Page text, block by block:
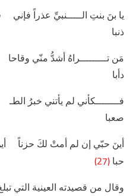
يا بنَ بنتِ الـــــنبيِّ عذراً فإني
ذنبا
مَن تـــــــــراهُ أشدُّ منّي وقاحا
دأبا
فــــــــكأني لم يأتني خبرُ
صعبا
أينَ حبّي إن لم أمتْ لكَ حزناً
حبا (27)
وقال من قصيدته العينية التي تبلغ (70) بيتاً وقد